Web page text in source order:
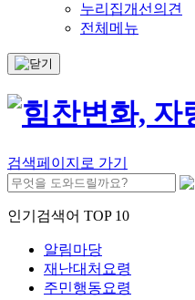
누리집개선의견
전체메뉴
검색페이지로 가기
인기검색어 TOP 10
알림마당
재난대처요령
주민행동요령